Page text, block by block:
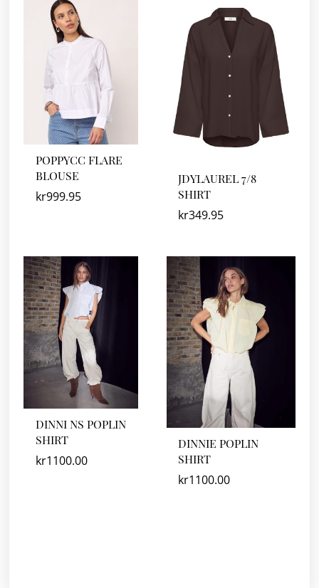
POPPYCC FLARE
BLOUSE
kr999.95
JDYLAUREL 7/8
SHIRT
kr349.95
DINNI NS POPLIN
SHIRT
kr1100.00
DINNIE POPLIN
SHIRT
kr1100.00